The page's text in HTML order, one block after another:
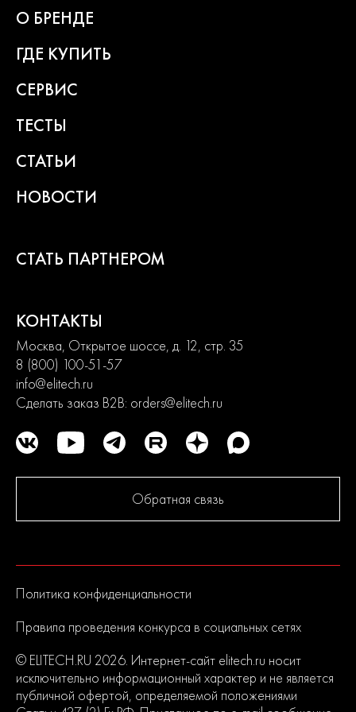
О БРЕНДЕ
ГДЕ КУПИТЬ
СЕРВИС
ТЕСТЫ
СТАТЬИ
НОВОСТИ
СТАТЬ ПАРТНЕРОМ
КОНТАКТЫ
Москва, Открытое шоссе, д. 12, стр. 35
8 (800) 100-51-57
info@elitech.ru
Сделать заказ B2B: orders@elitech.ru
Обратная связь
Политика конфиденциальности
Правила проведения конкурса в социальных сетях
© ELITECH.RU 2026. Интернет-сайт elitech.ru носит
исключительно информационный характер и не является
публичной офертой, определяемой положениями